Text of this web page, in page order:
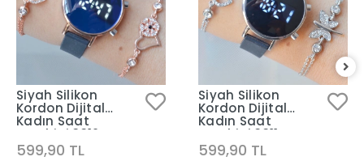
Siyah Silikon
Kordon Dijital
Kadın Saat
Kombini 3312
599,90 TL
Siyah Silikon
Kordon Dijital
Kadın Saat
Kombini 3311
599,90 TL